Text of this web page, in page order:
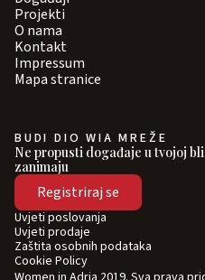
Projekti
O nama
Kontakt
Impressum
Mapa stranice
BUDI DIO WIA MREŽE
Ne propusti događaje u tvojoj
zanimaju
Registriraj se
Uvjeti poslovanja
Uvjeti prodaje
Zaštita osobnih podataka
Cookie Policy